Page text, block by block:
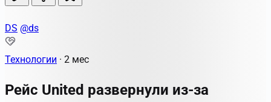
DS @ds
Технологии · 2 мес
Рейс United развернули из-за